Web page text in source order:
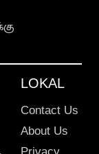
LOKAL
Contact Us
About Us
Privacy